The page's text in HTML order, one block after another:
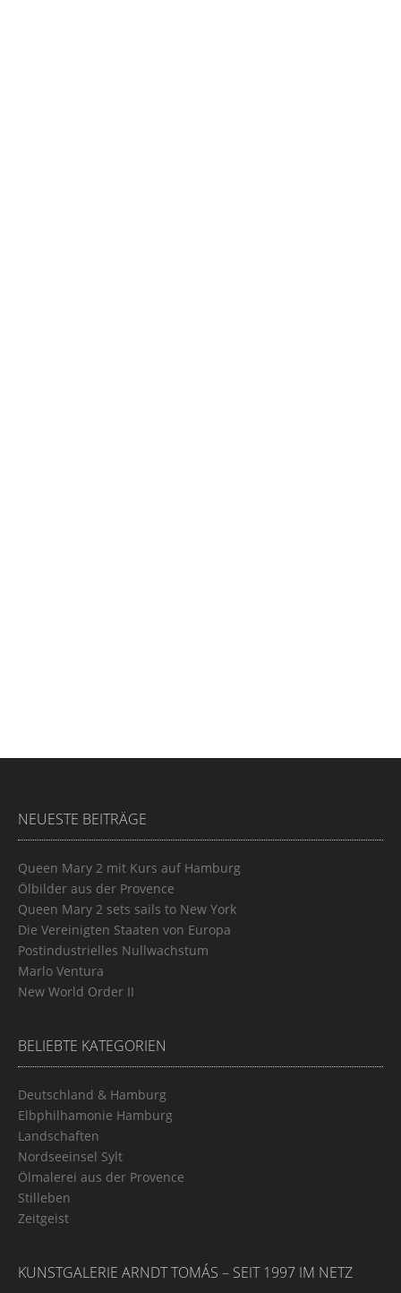
NEUESTE BEITRÄGE
Queen Mary 2 mit Kurs auf Hamburg
Ölbilder aus der Provence
Queen Mary 2 sets sails to New York
Die Vereinigten Staaten von Europa
Postindustrielles Nullwachstum
Marlo Ventura
New World Order II
BELIEBTE KATEGORIEN
Deutschland & Hamburg
Elbphilhamonie Hamburg
Landschaften
Nordseeinsel Sylt
Ölmalerei aus der Provence
Stilleben
Zeitgeist
KUNSTGALERIE ARNDT TOMÁS – SEIT 1997 IM NETZ